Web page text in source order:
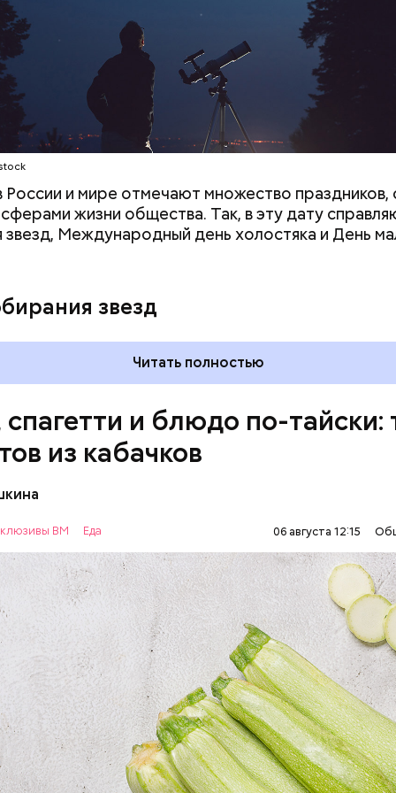
России и мире отмечают множество праздников,
жизни общества. Так, в эту дату
звезд, Международный день холостяка и День
звезд
Читать полностью
спагетти и блюдо по-тайски:
из кабачков
ВМ Еда 06 августа 12:15
масло;
ОВОЩИ РЕЦЕПТЫ
укрепляет кости, зубы, волосы и ногти и
стресса он держит сосуды под контролем и
более 300 реакций нашего организма. Также
влияет на нервную систему, успокаивает,
спазмы, — пояснила Соломатина.